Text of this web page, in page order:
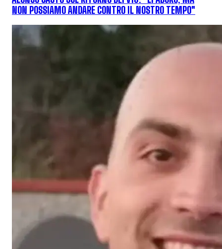
NON POSSIAMO ANDARE CONTRO IL NOSTRO TEMPO"